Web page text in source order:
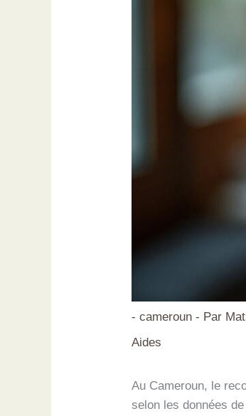
-cameroun - Par
Aides
Au Cameroun, le
selon les données